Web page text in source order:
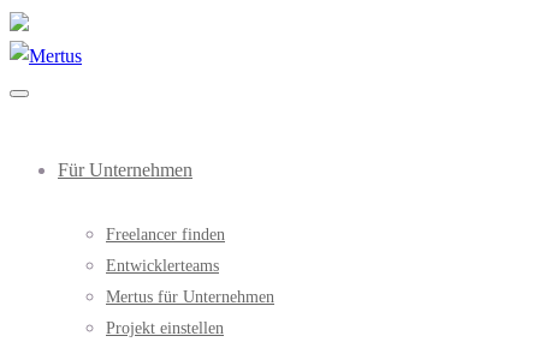
Für Unternehmen
Freelancer finden
Entwicklerteams
Mertus für Unternehmen
Projekt einstellen